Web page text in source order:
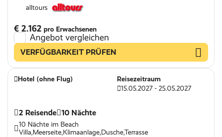
alltours
€ 2.162 pro Erwachsenen
Angebot vergleichen
VERFÜGBARKEIT PRÜFEN
Hotel (ohne Flug)
Reisezeitraum
15.05.2027 - 25.05.2027
2 Reisende 10 Nächte
10 Nächte im Beach
Villa,Meerseite,Klimaanlage,Dusche,Terrasse